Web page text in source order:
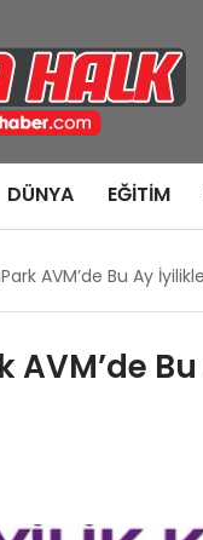
DÜNYA EĞITIM
AVM’de Bu Ay
AVM’de